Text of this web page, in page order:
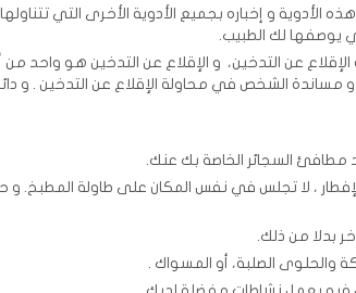
و إخباره بجميع الأدوية الأخرى التي تتناولها
يوصفها لك الطبيب.
الإقلاع عن التدخين، و الإقلاع عن التدخين هو واحد
الشخص في محاولة الإقلاع عن التدخين . و
، لا تجلس في نفس المكان على طاولة المطبخ. و